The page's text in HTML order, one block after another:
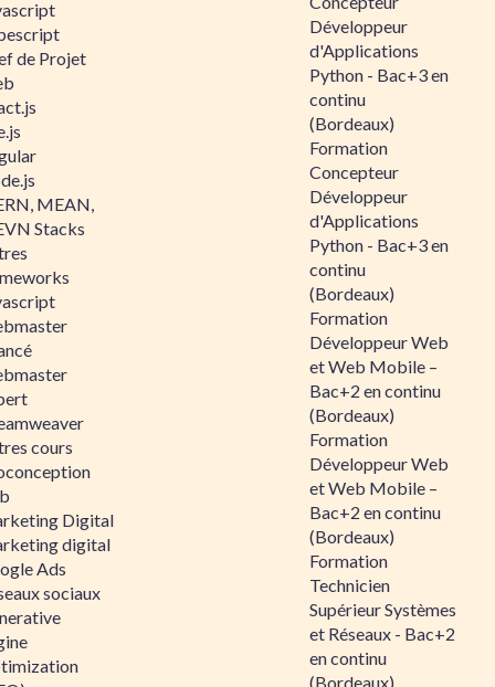
de Projet
MEAN,
Stacks
cours
Digital
digital
Ads
sociaux
Développeur
d'Applications
Python - Bac+3 en
continu
(Bordeaux)
Formation
Concepteur
Développeur
d'Applications
Python - Bac+3 en
continu
(Bordeaux)
Formation
Développeur Web
et Web Mobile –
Bac+2 en continu
(Bordeaux)
Formation
Développeur Web
et Web Mobile –
Bac+2 en continu
(Bordeaux)
Formation
Technicien
Supérieur Systèmes
et Réseaux - Bac+2
en continu
(Bordeaux)